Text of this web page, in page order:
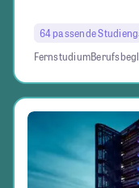
64 passende
Fernstudium